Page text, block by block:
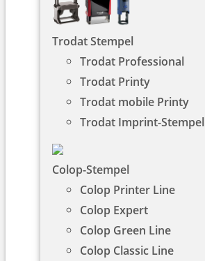
Trodat Stempel
Trodat Professional
Trodat Printy
Trodat mobile Printy
Trodat Imprint-Stempel
Colop-Stempel
Colop Printer Line
Colop Expert
Colop Green Line
Colop Classic Line